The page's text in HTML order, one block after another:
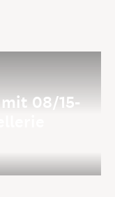
mit 08/15-